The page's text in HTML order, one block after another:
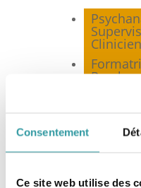
Consentement
Ce site web utilise des
Membre
de